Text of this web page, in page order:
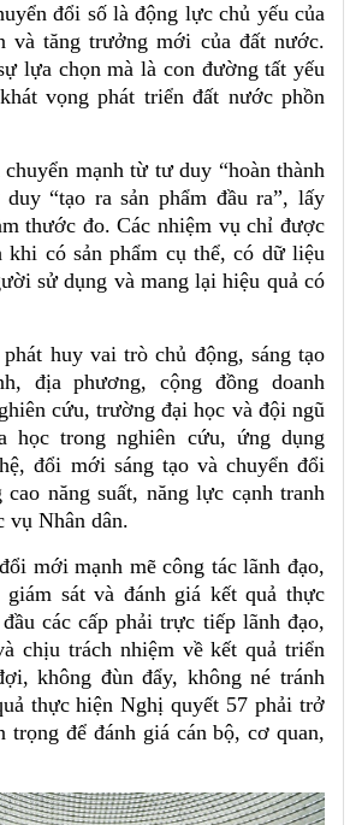
đổi số là động lực chủ yếu của
và tăng trưởng mới của đất nước.
lựa chọn mà là con đường tất yếu
vọng phát triển đất nước phồn
mạnh từ tư duy “hoàn thành
“tạo ra sản phẩm đầu ra”, lấy
thước đo. Các nhiệm vụ chỉ được
khi có sản phẩm cụ thể, có dữ liệu
sử dụng và mang lại hiệu quả có
huy vai trò chủ động, sáng tạo
địa phương, cộng đồng doanh
cứu, trường đại học và đội ngũ
học trong nghiên cứu, ứng dụng
đổi mới sáng tạo và chuyển đổi
cao năng suất, năng lực cạnh tranh
vụ Nhân dân.
mới mạnh mẽ công tác lãnh đạo,
sát và đánh giá kết quả thực
các cấp phải trực tiếp lãnh đạo,
chịu trách nhiệm về kết quả triển
không đùn đẩy, không né tránh
thực hiện Nghị quyết 57 phải trở
trọng để đánh giá cán bộ, cơ quan,